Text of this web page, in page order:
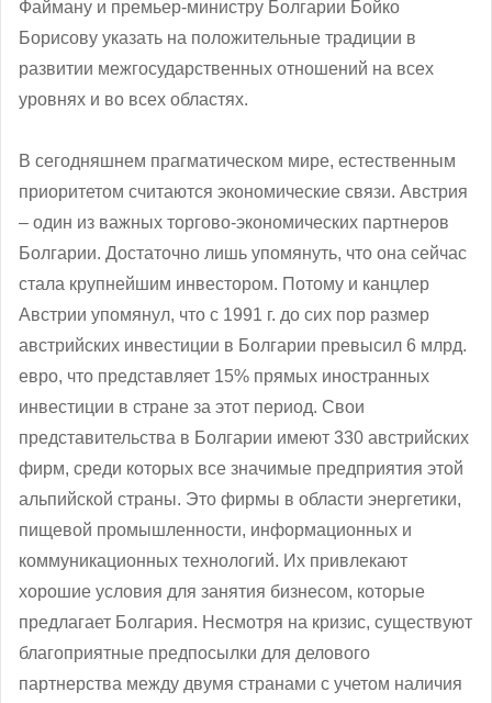
Файману и премьер-министру Болгарии Бойко
Борисову указать на положительные традиции в
развитии межгосударственных отношений на всех
уровнях и во всех областях.
В сегодняшнем прагматическом мире, естественным
приоритетом считаются экономические связи. Австрия
– один из важных торгово-экономических партнеров
Болгарии. Достаточно лишь упомянуть, что она сейчас
стала крупнейшим инвестором. Потому и канцлер
Австрии упомянул, что с 1991 г. до сих пор размер
австрийских инвестиции в Болгарии превысил 6 млрд.
евро, что представляет 15% прямых иностранных
инвестиции в стране за этот период. Свои
представительства в Болгарии имеют 330 австрийских
фирм, среди которых все значимые предприятия этой
альпийской страны. Это фирмы в области энергетики,
пищевой промышленности, информационных и
коммуникационных технологий. Их привлекают
хорошие условия для занятия бизнесом, которые
предлагает Болгария. Несмотря на кризис, существуют
благоприятные предпосылки для делового
партнерства между двумя странами с учетом наличия